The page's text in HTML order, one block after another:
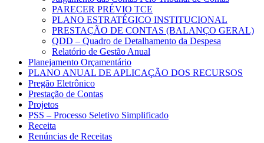
PARECER PRÉVIO TCE
PLANO ESTRATÉGICO INSTITUCIONAL
PRESTAÇÃO DE CONTAS (BALANÇO GERAL)
QDD – Quadro de Detalhamento da Despesa
Relatório de Gestão Anual
Planejamento Orçamentário
PLANO ANUAL DE APLICAÇÃO DOS RECURSOS
Pregão Eletrônico
Prestação de Contas
Projetos
PSS – Processo Seletivo Simplificado
Receita
Renúncias de Receitas